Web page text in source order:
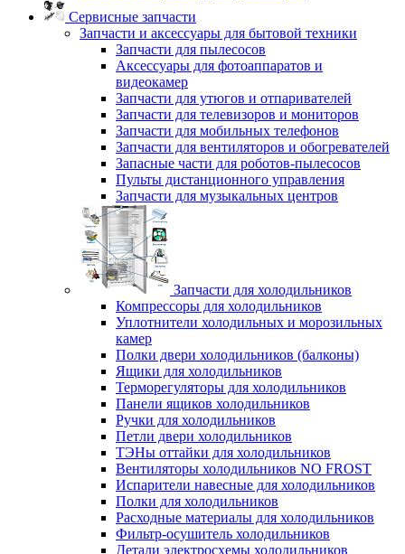
Сервисные запчасти
Запчасти и аксессуары для бытовой техники
Запчасти для пылесосов
Аксессуары для фотоаппаратов и
видеокамер
Запчасти для утюгов и отпаривателей
Запчасти для телевизоров и мониторов
Запчасти для мобильных телефонов
Запчасти для вентиляторов и обогревателей
Запасные части для роботов-пылесосов
Пульты дистанционного управления
Запчасти для музыкальных центров
Запчасти для холодильников
Компрессоры для холодильников
Уплотнители холодильных и морозильных
камер
Полки двери холодильников (балконы)
Ящики для холодильников
Терморегуляторы для холодильников
Панели ящиков холодильников
Ручки для холодильников
Петли двери холодильников
ТЭНы оттайки для холодильников
Вентиляторы холодильников NO FROST
Испарители навесные для холодильников
Полки для холодильников
Расходные материалы для холодильников
Фильтр-осушитель холодильников
Детали электросхемы холодильников